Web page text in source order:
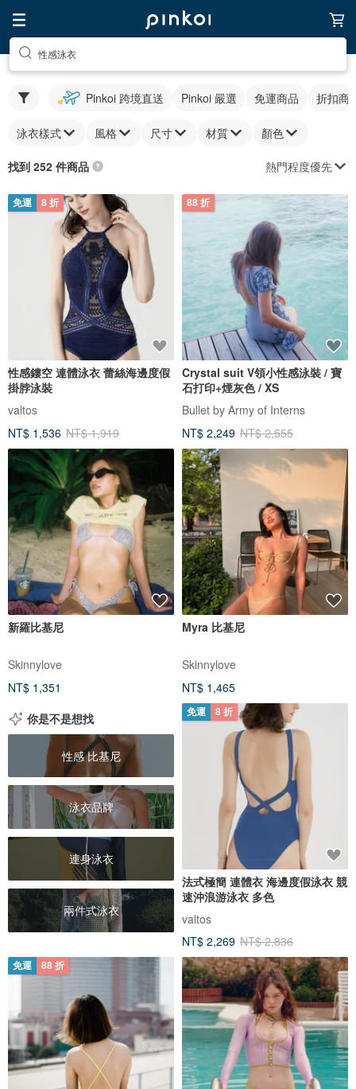
性感泳衣
Pinkoi 跨境直送 Pinkoi 嚴選 免運商品 折扣商
泳衣樣式 風格 尺寸 材質 顏色
找到 252 件商品 熱門程度優先
免運 8 折
性感鏤空 連體泳衣 蕾絲海邊度假
掛脖泳裝
valtos
NT$ 1,536 NT$ 1,919
88 折
Crystal suit V領小性感泳裝 / 寶
石打印+煙灰色 / XS
Bullet by Army of Interns
NT$ 2,249 NT$ 2,555
新羅比基尼
Skinnylove
NT$ 1,351
Myra 比基尼
Skinnylove
NT$ 1,465
你是不是想找
性感 比基尼
泳衣品牌
連身泳衣
兩件式泳衣
免運 8 折
法式極簡 連體衣 海邊度假泳衣 競
速沖浪游泳衣 多色
valtos
NT$ 2,269 NT$ 2,836
免運 88 折